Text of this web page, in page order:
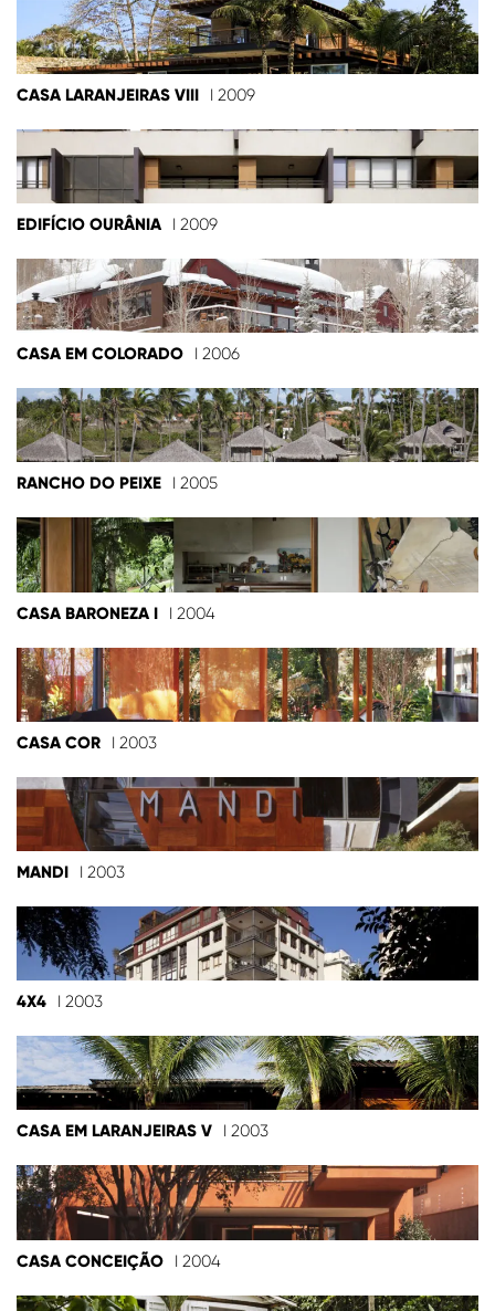
CASA LARANJEIRAS VIII I 2009
EDIFÍCIO OURÂNIA I 2009
CASA EM COLORADO I 2006
RANCHO DO PEIXE I 2005
CASA BARONEZA I I 2004
CASA COR I 2003
MANDI I 2003
4X4 I 2003
CASA EM LARANJEIRAS V I 2003
CASA CONCEIÇÃO I 2004